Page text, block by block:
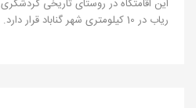
این اقامتگاه در روستای تاریخی گردشگری
ریاب در 10 کیلومتری شهر گناباد قرار دارد.